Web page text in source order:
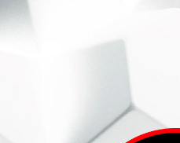
ВИННЫЙ СКЛАД